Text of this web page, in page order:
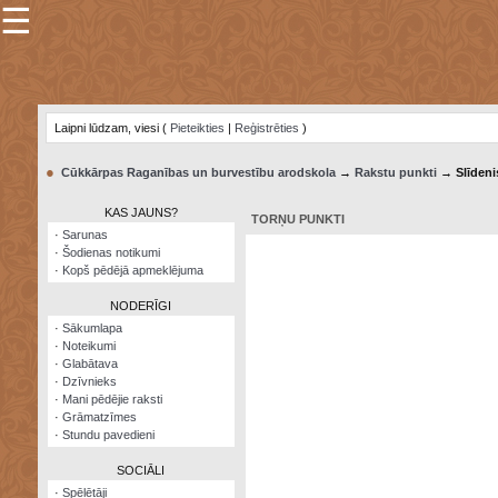
×
Šodienas
Visatcera
almanahs
☰
Laipni lūdzam, viesi ( Pieteikties | Reģistrēties )
● Cūkkārpas Raganības un burvestību arodskola→ Rakstu punkti→
KAS JAUNS?
· Sarunas
· Šodienas notikumi
· Kopš pēdējā apmeklējuma
NODERĪGI
· Sākumlapa
· Noteikumi
· Glabātava
· Dzīvnieks
· Mani pēdējie raksti
· Grāmatzīmes
· Stundu pavedieni
SOCIĀLI
· Spēlētāji
TORŅU PUNKTI